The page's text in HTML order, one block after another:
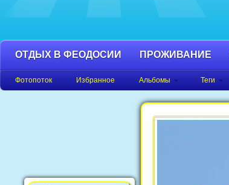
ОТДЫХ В ФЕОДОСИИ ПРОЖИВАНИЕ
Фотопоток Избранное Альбомы Теги